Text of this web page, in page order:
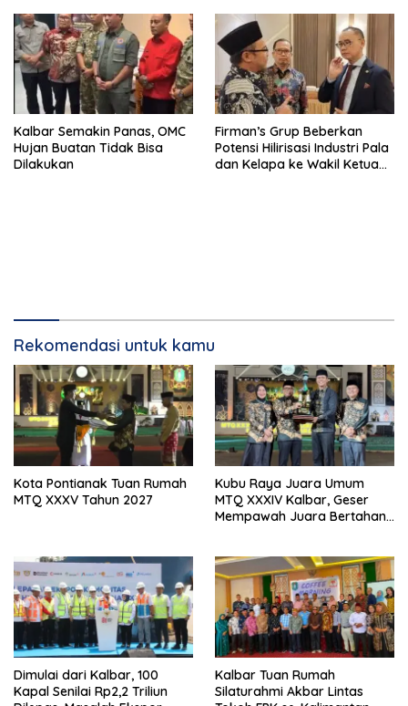
Kalbar Semakin Panas, OMC
Hujan Buatan Tidak Bisa
Dilakukan
Firman’s Grup Beberkan
Potensi Hilirisasi Industri Pala
dan Kelapa ke Wakil Ketua
Rekomendasi untuk kamu
Kota Pontianak Tuan Rumah
MTQ XXXV Tahun 2027
Kubu Raya Juara Umum
MTQ XXXIV Kalbar, Geser
Mempawah Juara Bertahan
Dimulai dari Kalbar, 100
Kapal Senilai Rp2,2 Triliun
Kalbar Tuan Rumah
Silaturahmi Akbar Lintas